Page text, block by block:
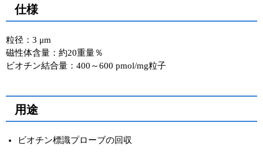
仕様
粒径：3 μm
磁性体含量：約20重量％
ビオチン結合量：400～600 pmol/mg粒子
用途
ビオチン標識プローブの回収